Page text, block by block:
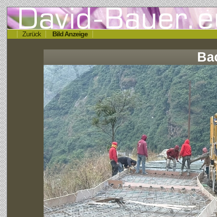
Zurück Bild Anzeige